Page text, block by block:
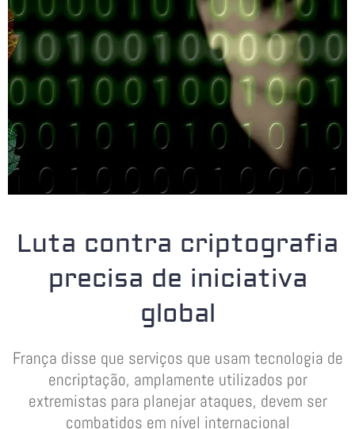
Luta contra criptografia
precisa de iniciativa
global
França disse que serviços que usam tecnologia de
encriptação, amplamente utilizados por
extremistas para planejar ataques, devem ser
combatidos em nível internacional